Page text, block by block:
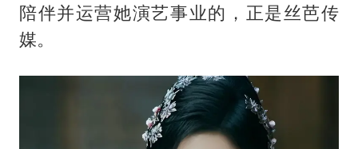
陪伴并运营她演艺事业的，正是丝芭传
媒。